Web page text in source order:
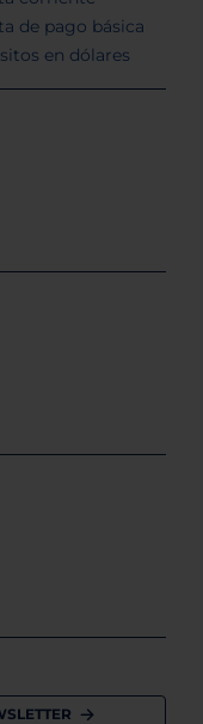
de pago básica
en dólares